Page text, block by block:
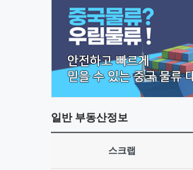
일반부동산정보
스크랩